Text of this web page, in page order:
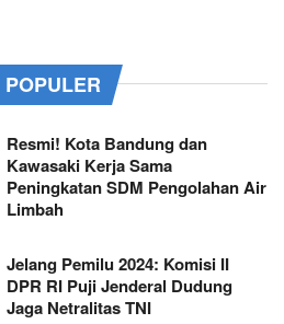
POPULER
Resmi! Kota Bandung dan
Kawasaki Kerja Sama
Peningkatan SDM Pengolahan Air
Limbah
Jelang Pemilu 2024: Komisi II
DPR RI Puji Jenderal Dudung
Jaga Netralitas TNI